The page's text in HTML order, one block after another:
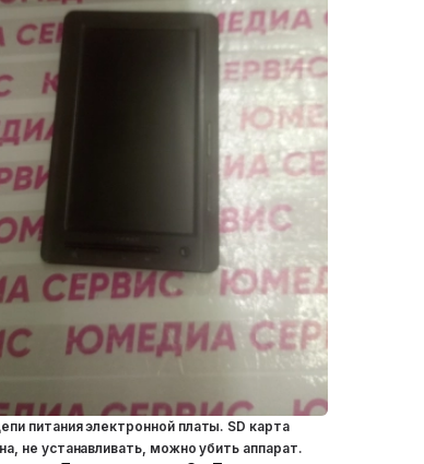
питания электронной платы. SD карта
не устанавливать, можно убить аппарат.